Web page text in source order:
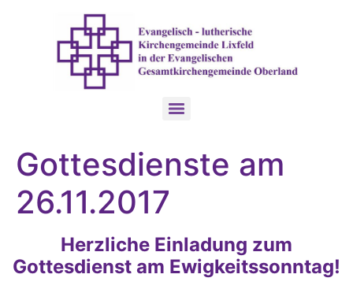
Gottesdienste am
26.11.2017
Herzliche Einladung zum
Gottesdienst am Ewigkeitssonntag!